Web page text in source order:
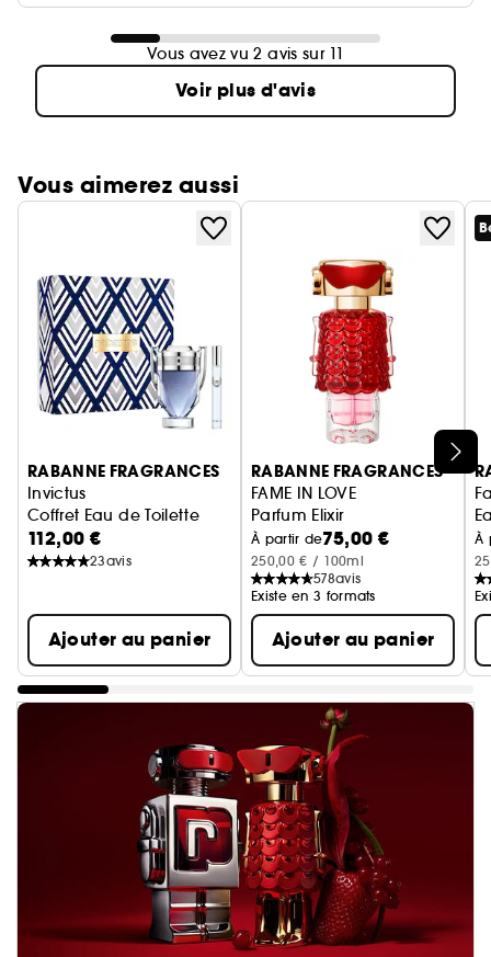
Vous avez vu 2 avis sur 11
Voir plus d'avis
Vous aimerez aussi
RABANNE FRAGRANCES
Invictus
Coffret Eau de Toilette
112,00 €
23avis
Ajouter au panier
RABANNE FRAGRANCES
FAME IN LOVE
Parfum Elixir
À partir de75,00 €
250,00 € / 100ml
578avis
Existe en 3 formats
Ajouter au panier
À